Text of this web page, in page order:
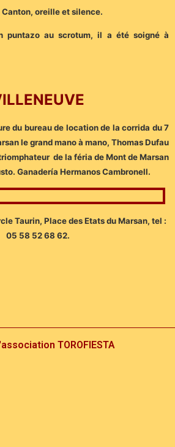
Canton, oreille et silence.
puntazo au scrotum, il a été soigné à
du bureau de location de la corrida du 7
le grand mano à mano, Thomas Dufau
de la féria de Mont de Marsan
Ganadería Hermanos Cambronell.
Taurin, Place des Etats du Marsan, tel :
05 58 52 68 62.
TOROFIESTA